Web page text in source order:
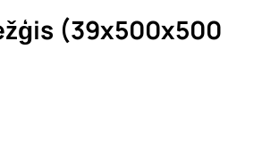
(39x500x500